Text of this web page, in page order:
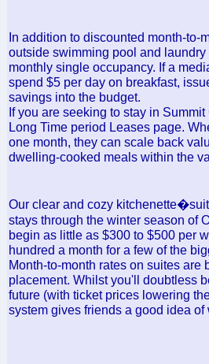
In addition to discounted month-to-
outside swimming pool and
monthly single occupancy. If a
spend $5 per day on breakfast,
savings into the budget.
If you are seeking to stay in
Long Time period Leases page.
one month, they can scale back
dwelling-cooked meals within the
Our clear and cozy
stays through the winter season of
begin as little as $300 to $500 per
hundred a month for a few of the
Month-to-month rates on suites are
placement. Whilst you'll doubtless
future (with ticket prices lowering
system gives friends a good idea